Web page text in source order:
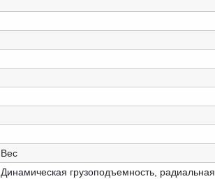
Вес
Динамическая грузоподъемность, радиальная